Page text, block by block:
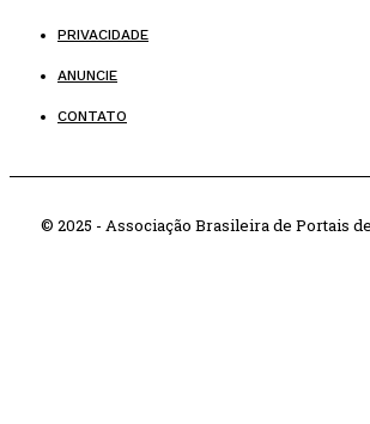
PRIVACIDADE
ANUNCIE
CONTATO
© 2025 - Associação Brasileira de Portais